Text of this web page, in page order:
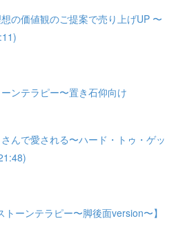
の価値観のご提案で売り上げUP 〜
ンテラピー〜置き石仰向け
んで愛される〜ハード・トゥ・ゲッ
ーンテラピー〜脚後面version〜】